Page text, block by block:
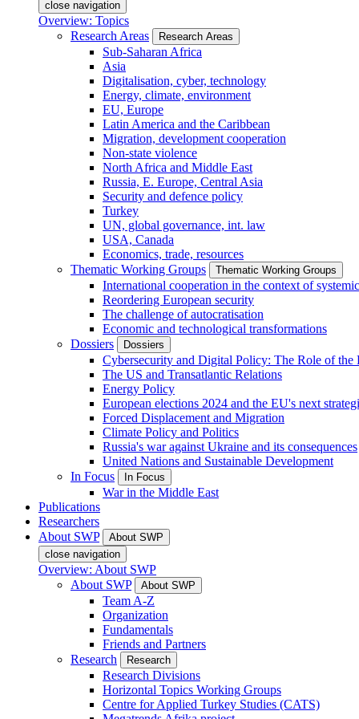
close navigation
Overview: Topics
Research Areas
Research Areas
Sub-Saharan Africa
Asia
Digitalisation, cyber, technology
Energy, climate, environment
EU, Europe
Latin America and the Caribbean
Migration, development cooperation
Non-state violence
North Africa and Middle East
Russia, E. Europe, Central Asia
Security and defence policy
Turkey
UN, global governance, int. law
USA, Canada
Economics, trade, resources
Thematic Working Groups
Thematic Working Groups
International cooperation in the context of
Reordering European security
The challenge of autocratisation
Economic and technological transformations
Dossiers
Dossiers
Cybersecurity and Digital Policy: The Role of
The US and Transatlantic Relations
Energy Policy
European elections 2024 and the EU's next
Forced Displacement and Migration
Climate Policy and Politics
Russia's war against Ukraine and its consequences
United Nations and Sustainable Development
In Focus
In Focus
War in the Middle East
Publications
Researchers
About SWP
About SWP
close navigation
Overview: About SWP
About SWP
About SWP
Team A-Z
Organization
Fundamentals
Friends and Partners
Research
Research
Research Divisions
Horizontal Topics Working Groups
Centre for Applied Turkey Studies (CATS)